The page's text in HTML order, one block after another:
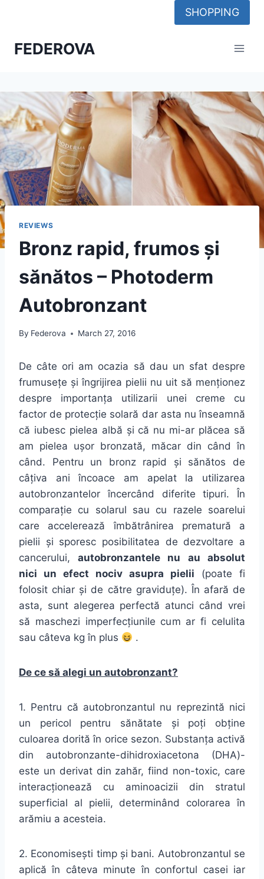
SHOPPING
FEDEROVA
REVIEWS
Bronz rapid, frumos și
sănătos – Photoderm
Autobronzant
By Federova March 27, 2016
De câte ori am ocazia să dau un sfat despre
frumusețe și îngrijirea pielii nu uit să menționez
despre importanța utilizarii unei creme cu
factor de protecție solară dar asta nu înseamnă
că iubesc pielea albă și că nu mi-ar plăcea să
am pielea ușor bronzată, măcar din când în
când. Pentru un bronz rapid și sănătos de
câțiva ani încoace am apelat la utilizarea
autobronzantelor încercând diferite tipuri. În
comparație cu solarul sau cu razele soarelui
care accelerează îmbătrânirea prematură a
pielii și sporesc posibilitatea de dezvoltare a
cancerului, autobronzantele nu au absolut
nici un efect nociv asupra pielii (poate fi
folosit chiar și de către graviduțe). În afară de
asta, sunt alegerea perfectă atunci când vrei
să maschezi imperfecțiunile cum ar fi celulita
sau câteva kg în plus
.
De ce să alegi un autobronzant?
1. Pentru că autobronzantul nu reprezintă nici
un pericol pentru sănătate și poți obține
culoarea dorită în orice sezon. Substanța activă
din autobronzante-dihidroxiacetona (DHA)-
este un derivat din zahăr, fiind non-toxic, care
interacționează cu aminoacizii din stratul
superficial al pielii, determinând colorarea în
arămiu a acesteia.
2. Economisești timp și bani. Autobronzantul se
aplică în câteva minute în confortul casei iar